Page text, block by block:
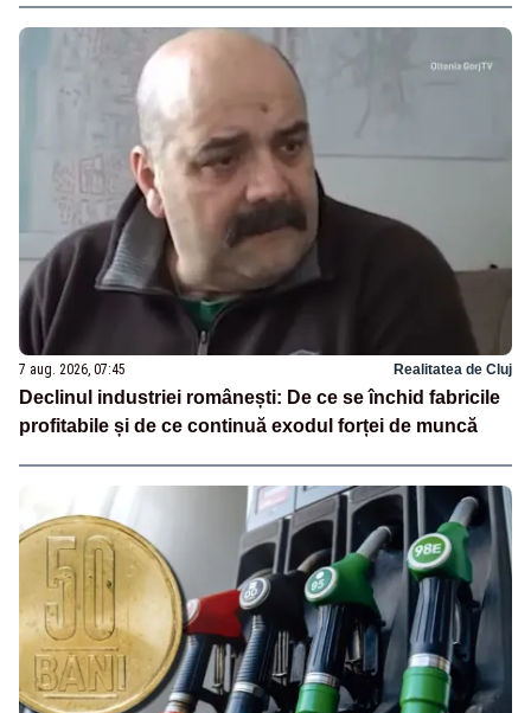
7 aug. 2026, 07:45 Realitatea de Cluj
Declinul industriei românești: De ce se închid fabricile
profitabile și de ce continuă exodul forței de muncă